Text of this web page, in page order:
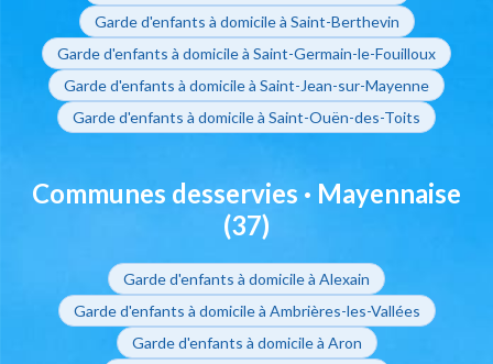
Garde d'enfants à domicile à Saint-Berthevin
Garde d'enfants à domicile à Saint-Germain-le-Fouilloux
Garde d'enfants à domicile à Saint-Jean-sur-Mayenne
Garde d'enfants à domicile à Saint-Ouën-des-Toits
Communes desservies · Mayennaise
(37)
Garde d'enfants à domicile à Alexain
Garde d'enfants à domicile à Ambrières-les-Vallées
Garde d'enfants à domicile à Aron